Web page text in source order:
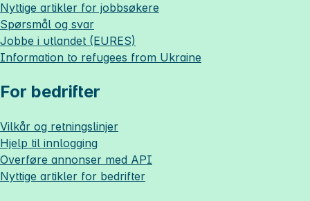
Nyttige artikler for jobbsøkere
Spørsmål og svar
Jobbe i utlandet (EURES)
Information to refugees from Ukraine
For bedrifter
Vilkår og retningslinjer
Hjelp til innlogging
Overføre annonser med API
Nyttige artikler for bedrifter